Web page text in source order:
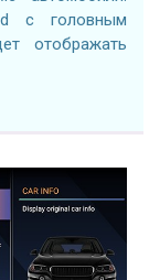
с головным
отображать